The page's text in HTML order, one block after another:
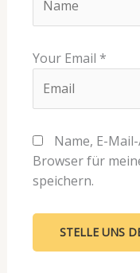
Your Email *
Name, E-
Browser für
speichern.